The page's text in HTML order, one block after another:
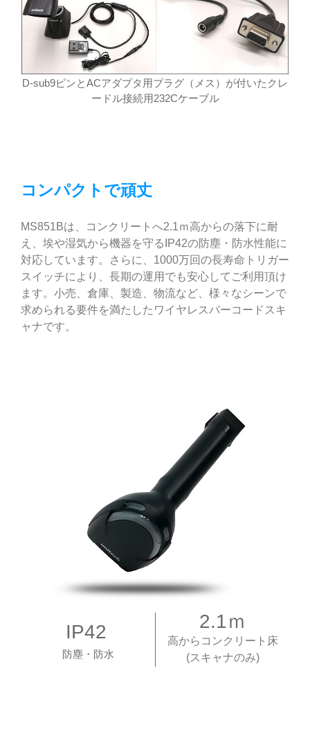
D-sub9ピンとACアダプタ用プラグ（メス）が付いたクレ
ードル接続用232Cケーブル
コンパクトで頑丈
MS851Bは、コンクリートへ2.1ｍ高からの落下に耐
え、埃や湿気から機器を守るIP42の防塵・防水性能に
対応しています。さらに、1000万回の長寿命トリガー
スイッチにより、長期の運用でも安心してご利用頂け
ます。小売、倉庫、製造、物流など、様々なシーンで
求められる要件を満たしたワイヤレスバーコードスキ
ャナです。
IP42
防塵・防水
2.1ｍ
高からコンクリート床
(スキャナのみ)